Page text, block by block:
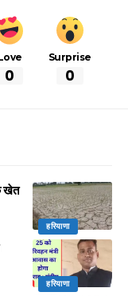
0
Surprise
0
हरियाणा
खेत
हरियाणा